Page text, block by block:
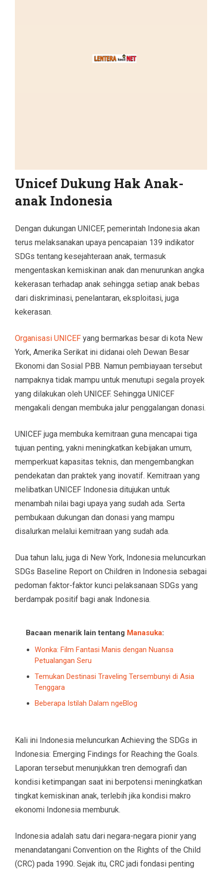
Unicef Dukung Hak Anak-
anak Indonesia
Dengan dukungan UNICEF, pemerintah Indonesia akan
terus melaksanakan upaya pencapaian 139 indikator
SDGs tentang kesejahteraan anak, termasuk
mengentaskan kemiskinan anak dan menurunkan angka
kekerasan terhadap anak sehingga setiap anak bebas
dari diskriminasi, penelantaran, eksploitasi, juga
kekerasan.
Organisasi UNICEF yang bermarkas besar di kota New
York, Amerika Serikat ini didanai oleh Dewan Besar
Ekonomi dan Sosial PBB. Namun pembiayaan tersebut
nampaknya tidak mampu untuk menutupi segala proyek
yang dilakukan oleh UNICEF. Sehingga UNICEF
mengakali dengan membuka jalur penggalangan donasi.
UNICEF juga membuka kemitraan guna mencapai tiga
tujuan penting, yakni meningkatkan kebijakan umum,
memperkuat kapasitas teknis, dan mengembangkan
pendekatan dan praktek yang inovatif. Kemitraan yang
melibatkan UNICEF Indonesia ditujukan untuk
menambah nilai bagi upaya yang sudah ada. Serta
pembukaan dukungan dan donasi yang mampu
disalurkan melalui kemitraan yang sudah ada.
Dua tahun lalu, juga di New York, Indonesia meluncurkan
SDGs Baseline Report on Children in Indonesia sebagai
pedoman faktor-faktor kunci pelaksanaan SDGs yang
berdampak positif bagi anak Indonesia.
Bacaan menarik lain tentang Manasuka:
Wonka: Film Fantasi Manis dengan Nuansa
Petualangan Seru
Temukan Destinasi Traveling Tersembunyi di Asia
Tenggara
Beberapa Istilah Dalam ngeBlog
Kali ini Indonesia meluncurkan Achieving the SDGs in
Indonesia: Emerging Findings for Reaching the Goals.
Laporan tersebut menunjukkan tren demografi dan
kondisi ketimpangan saat ini berpotensi meningkatkan
tingkat kemiskinan anak, terlebih jika kondisi makro
ekonomi Indonesia memburuk.
Indonesia adalah satu dari negara-negara pionir yang
menandatangani Convention on the Rights of the Child
(CRC) pada 1990. Sejak itu, CRC jadi fondasi penting